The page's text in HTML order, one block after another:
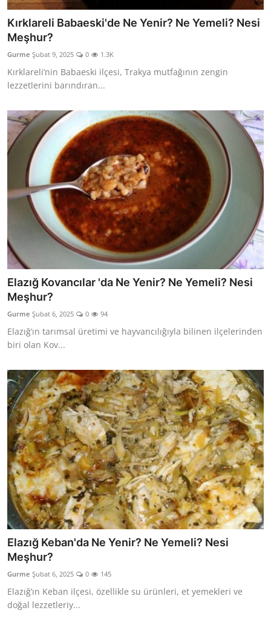
Kırklareli Babaeski'de Ne Yenir? Ne Yemeli? Nesi
Meşhur?
Gurme Şubat 9, 2025 0 1.3K
Kırklareli’nin Babaeski ilçesi, Trakya mutfağının zengin
lezzetlerini barındıran...
Elazığ Kovancılar 'da Ne Yenir? Ne Yemeli? Nesi
Meşhur?
Gurme Şubat 6, 2025 0 94
Elazığ’ın tarımsal üretimi ve hayvancılığıyla bilinen ilçelerinden
biri olan Kov...
Elazığ Keban'da Ne Yenir? Ne Yemeli? Nesi
Meşhur?
Gurme Şubat 6, 2025 0 145
Elazığ’ın Keban ilçesi, özellikle su ürünleri, et yemekleri ve
doğal lezzetleriy...